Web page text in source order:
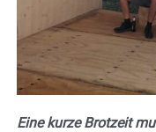
Eine kurze Brotzeit